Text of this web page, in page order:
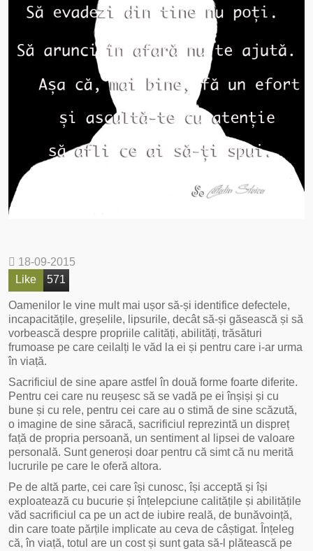
18-09-2015
Like
571
Oamenilor le vine mult mai ușor să-și identifice defectele,
incapacitățile, greșelile, lipsurile, decât să-și găsească și să
vorbească despre propriile calități, abilități, trăsături
frumoase pe care ceilalți le văd la ei și pentru care i-ar urma
în viață.
Sacrificiul de sine apare astfel în două forme foarte diferite.
Pentru cei care nu reușesc să se vadă pe ei înșiși și cu
bune și cu rele, pentru cei care au o stimă de sine scăzută,
o imagine de sine săracă, sacrificiul reprezintă un dispreț
față de propria persoană, un sentiment al lipsei de valoare
personală. Sunt generoși doar pentru că simt că nu merită
lucrurile pe care le oferă altora.
Pe de altă parte, cei care își cunosc, își acceptă și își
exploatează cu bucurie și înțelepciune calitățile și abilitățile
văd sacrificiul ca pe un act de iubire reală, de bunăvoință,
din care toate părțile implicate au ceva de câștigat. Înțeleg
că, în viață, totul are un cost și sunt gata să-l plătească pe